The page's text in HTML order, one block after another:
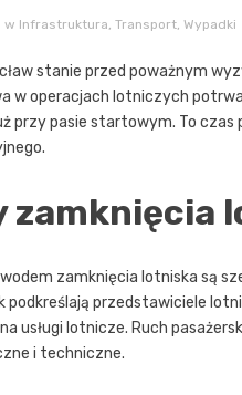
w Infrastruktura, Transport, Wypadki
stanie przed poważnym
w operacjach lotniczych
przy pasie startowym. To czas
zamknięcia
zamknięcia lotniska są
przedstawiciele
usługi lotnicze. Ruch
i techniczne.